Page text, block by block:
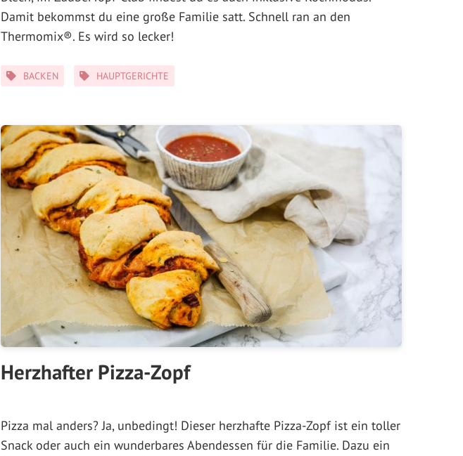
Damit bekommst du eine große Familie satt. Schnell ran an den
Thermomix®. Es wird so lecker!
Kategorien
BACKEN HAUPTGERICHTE
Herzhafter Pizza-Zopf
Pizza mal anders? Ja, unbedingt! Dieser herzhafte Pizza-Zopf ist ein toller
Snack oder auch ein wunderbares Abendessen für die Familie. Dazu ein